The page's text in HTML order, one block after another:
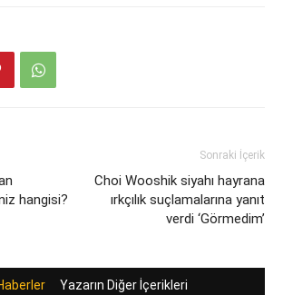
hangisi?
Sonraki İçerik
Choi Wooshik siyahı hayrana
ırkçılık suçlamalarına yanıt
verdi ‘Görmedim’
Yazarın Diğer İçerikleri